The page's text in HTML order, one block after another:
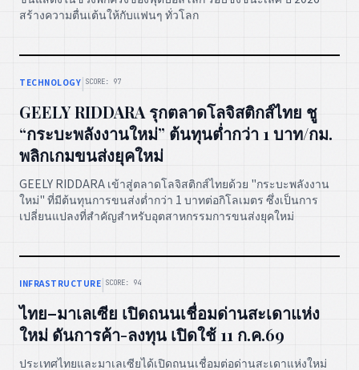
สร้างความตื่นเต้นให้กับแฟนๆ ทั่วโลก
TECHNOLOGY| SCORE: 97
GEELY RIDDARA รุกตลาดโลจิสติกส์ไทย ชู
“กระบะพลังงานใหม่” ต้นทุนต่ำกว่า 1 บาท/กม.
พลิกเกมขนส่งยุคใหม่
GEELY RIDDARA เข้าสู่ตลาดโลจิสติกส์ไทยด้วย "กระบะพลังงาน
ใหม่" ที่มีต้นทุนการขนส่งต่ำกว่า 1 บาทต่อกิโลเมตร ซึ่งเป็นการ
เปลี่ยนแปลงที่สำคัญสำหรับอุตสาหกรรมการขนส่งยุคใหม่
INFRASTRUCTURE| SCORE: 94
ไทย–มาเลเซีย เปิดถนนเชื่อมด่านสะเดาแห่ง
ใหม่ ดันการค้า-ลงทุน เปิดใช้ 11 ก.ค.69
ประเทศไทยและมาเลเซียได้เปิดถนนเชื่อมต่อด่านสะเดาแห่งใหม่